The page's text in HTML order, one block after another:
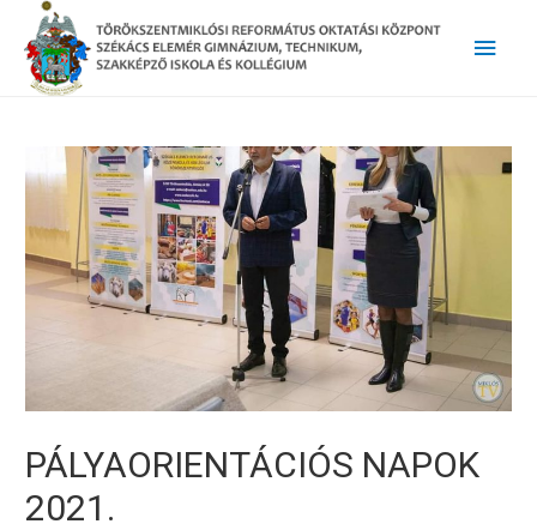
Main
PÁLYAORIENTÁCIÓS NAPOK
2021.